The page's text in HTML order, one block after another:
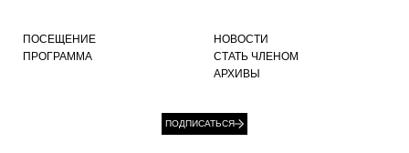
ПОСЕЩЕНИЕ
ПРОГРАММА
НОВОСТИ
СТАТЬ ЧЛЕНОМ
АРХИВЫ
ПОДПИСАТЬСЯ